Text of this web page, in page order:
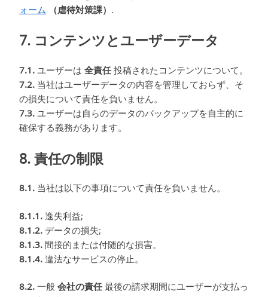
ォーム
（虐待対策課） .
7. コンテンツとユーザーデータ
7.1. ユーザーは 全責任 投稿されたコンテンツについて。
7.2. 当社はユーザーデータの内容を管理しておらず、そ
の損失について責任を負いません。
7.3. ユーザーは自らのデータのバックアップを自主的に
確保する義務があります。
8. 責任の制限
8.1. 当社は以下の事項について責任を負いません。
8.1.1. 逸失利益;
8.1.2. データの損失;
8.1.3. 間接的または付随的な損害。
8.1.4. 違法なサービスの停止。
8.2. 一般 会社の責任 最後の請求期間にユーザーが支払っ